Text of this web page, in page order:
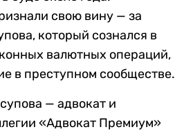
свою вину — за
который сознался в
валютных операций,
в преступном сообществе.
— адвокат и
«Адвокат Премиум»